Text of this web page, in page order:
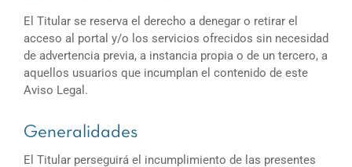
El Titular se reserva el derecho a denegar o retirar el
acceso al portal y/o los servicios ofrecidos sin necesidad
de advertencia previa, a instancia propia o de un tercero, a
aquellos usuarios que incumplan el contenido de este
Aviso Legal.
Generalidades
El Titular perseguirá el incumplimiento de las presentes